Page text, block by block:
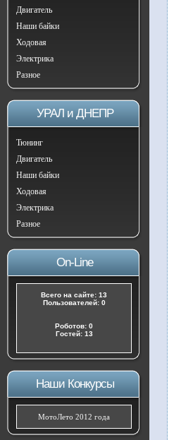
Двигатель
Наши байки
Ходовая
Электрика
Разное
УРАЛ и ДНЕПР
Тюнинг
Двигатель
Наши байки
Ходовая
Электрика
Разное
On-Line
Всего на сайте: 13
Пользователей: 0
Роботов: 0
Гостей: 13
Наши Конкурсы
МотоЛето 2012 года